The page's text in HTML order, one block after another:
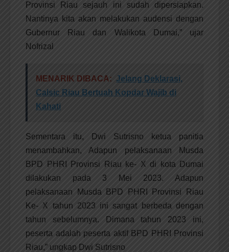
Provinsi Riau sejauh ini sudah dipersiapkan.
Nantinya kita akan melakukan audensi dengan
Gubernur Riau dan Walikota Dumai,” ujar
Nofrizal
MENARIK DIBACA: Jelang Deklarasi,
Calsic Riau Bertuah Kopdar Wajib di
Kahati
Sementara itu, Dwi Sutrisno ketua panitia
menambahkan, Adapun pelaksanaan Musda
BPD PHRI Provinsi Riau ke- X di kota Dumai
dilakukan pada 3 Mei 2023. Adapun
pelaksanaan Musda BPD PHRI Provinsi Riau
Ke- X tahun 2023 ini sangat berbeda dengan
tahun sebelumnya. Dimana tahun 2023 ini,
peserta adalah peserta aktif BPD PHRI Provinsi
Riau,” ungkap Dwi Sutrisno